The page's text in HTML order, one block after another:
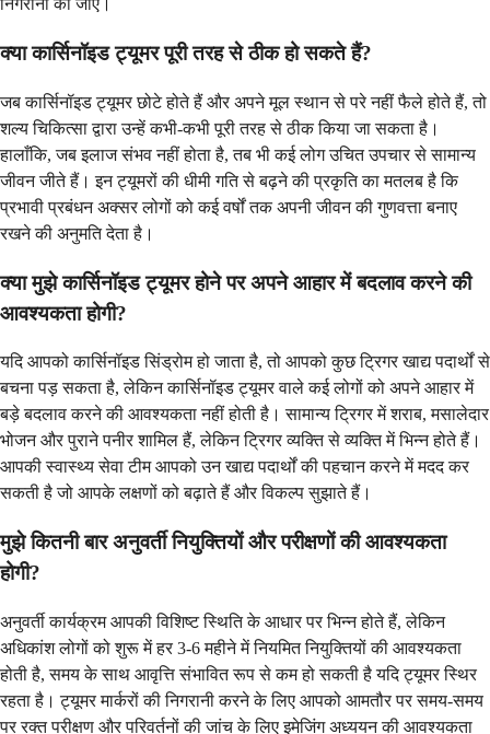
निगरानी की जाए।
क्या कार्सिनॉइड ट्यूमर पूरी तरह से ठीक हो सकते हैं?
जब कार्सिनॉइड ट्यूमर छोटे होते हैं और अपने मूल स्थान से परे नहीं फैले होते हैं, तो
शल्य चिकित्सा द्वारा उन्हें कभी-कभी पूरी तरह से ठीक किया जा सकता है।
हालाँकि, जब इलाज संभव नहीं होता है, तब भी कई लोग उचित उपचार से सामान्य
जीवन जीते हैं। इन ट्यूमरों की धीमी गति से बढ़ने की प्रकृति का मतलब है कि
प्रभावी प्रबंधन अक्सर लोगों को कई वर्षों तक अपनी जीवन की गुणवत्ता बनाए
रखने की अनुमति देता है।
क्या मुझे कार्सिनॉइड ट्यूमर होने पर अपने आहार में बदलाव करने की
आवश्यकता होगी?
यदि आपको कार्सिनॉइड सिंड्रोम हो जाता है, तो आपको कुछ ट्रिगर खाद्य पदार्थों से
बचना पड़ सकता है, लेकिन कार्सिनॉइड ट्यूमर वाले कई लोगों को अपने आहार में
बड़े बदलाव करने की आवश्यकता नहीं होती है। सामान्य ट्रिगर में शराब, मसालेदार
भोजन और पुराने पनीर शामिल हैं, लेकिन ट्रिगर व्यक्ति से व्यक्ति में भिन्न होते हैं।
आपकी स्वास्थ्य सेवा टीम आपको उन खाद्य पदार्थों की पहचान करने में मदद कर
सकती है जो आपके लक्षणों को बढ़ाते हैं और विकल्प सुझाते हैं।
मुझे कितनी बार अनुवर्ती नियुक्तियों और परीक्षणों की आवश्यकता
होगी?
अनुवर्ती कार्यक्रम आपकी विशिष्ट स्थिति के आधार पर भिन्न होते हैं, लेकिन
अधिकांश लोगों को शुरू में हर 3-6 महीने में नियमित नियुक्तियों की आवश्यकता
होती है, समय के साथ आवृत्ति संभावित रूप से कम हो सकती है यदि ट्यूमर स्थिर
रहता है। ट्यूमर मार्करों की निगरानी करने के लिए आपको आमतौर पर समय-समय
पर रक्त परीक्षण और परिवर्तनों की जांच के लिए इमेजिंग अध्ययन की आवश्यकता